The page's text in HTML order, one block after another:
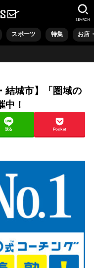
スポーツ 特集 お店
SEARCH
結城市】「圏域の
中！
送る Pocket